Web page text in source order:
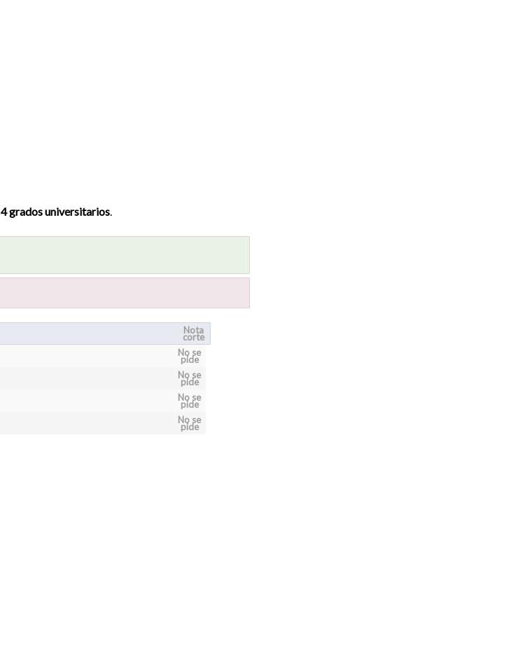
4 grados universitarios
Nota
corte
No se
pide
No se
pide
No se
pide
No se
pide